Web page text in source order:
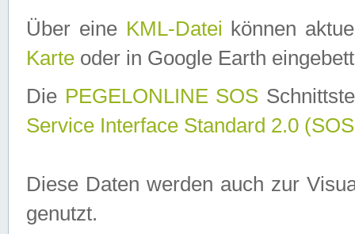
Über eine KML-Datei können
Karte oder in Google Earth
Die PEGELONLINE SOS
Service Interface Standard 2.0
Diese Daten werden auch zur
genutzt.